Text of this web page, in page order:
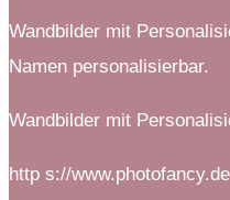
Wandbilder mit
Namen personalisierbar.
Wandbilder mit
http s://